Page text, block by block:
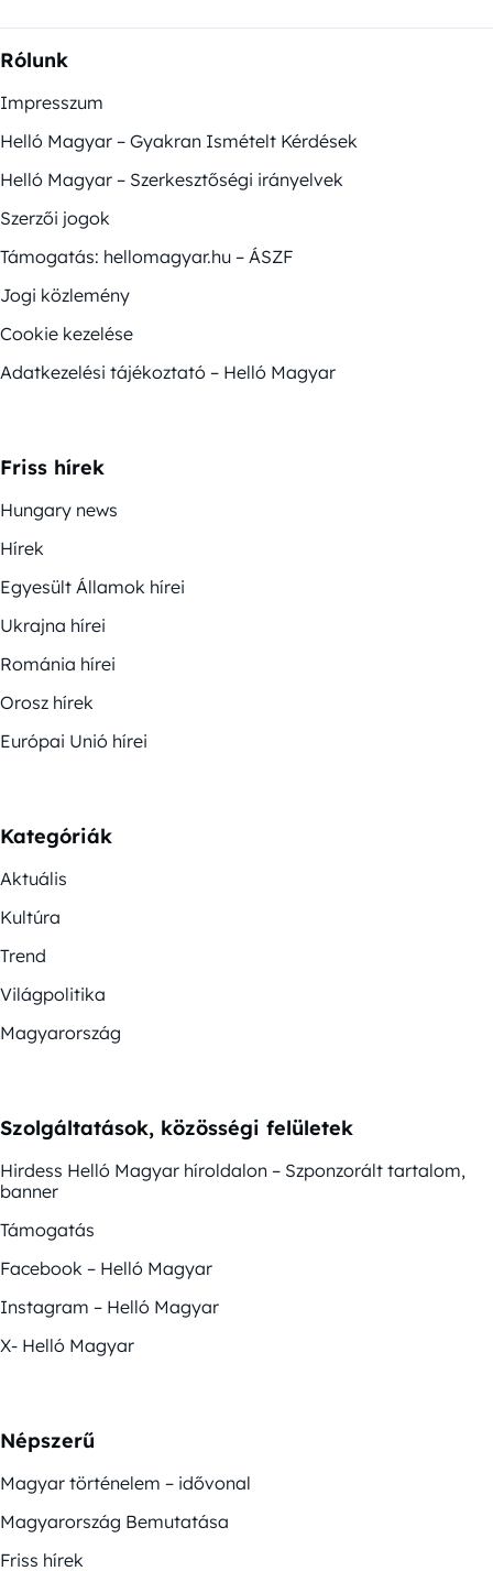
Rólunk
Impresszum
Helló Magyar – Gyakran Ismételt Kérdések
Helló Magyar – Szerkesztőségi irányelvek
Szerzői jogok
Támogatás: hellomagyar.hu – ÁSZF
Jogi közlemény
Cookie kezelése
Adatkezelési tájékoztató – Helló Magyar
Friss hírek
Hungary news
Hírek
Egyesült Államok hírei
Ukrajna hírei
Románia hírei
Orosz hírek
Európai Unió hírei
Kategóriák
Aktuális
Kultúra
Trend
Világpolitika
Magyarország
Szolgáltatások, közösségi felületek
Hirdess Helló Magyar híroldalon – Szponzorált tartalom,
banner
Támogatás
Facebook – Helló Magyar
Instagram – Helló Magyar
X- Helló Magyar
Népszerű
Magyar történelem – idővonal
Magyarország Bemutatása
Friss hírek